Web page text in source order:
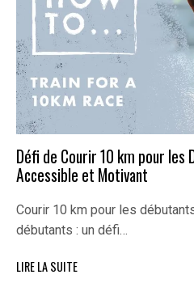
Défi de Courir 10 km pour les
Accessible et Motivant
Courir 10 km pour les
débutants : un défi…
LIRE LA SUITE